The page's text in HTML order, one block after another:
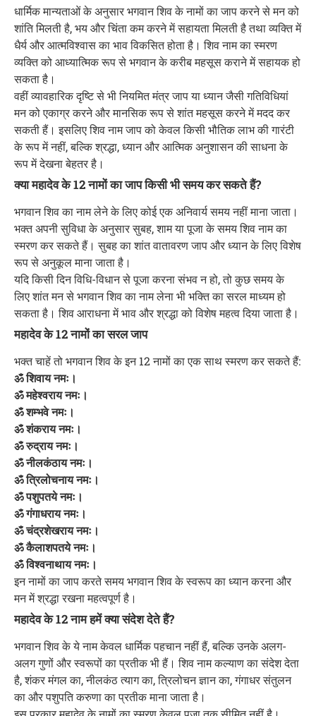
धार्मिक मान्यताओं के अनुसार भगवान शिव के नामों का जाप करने से मन को
शांति मिलती है, भय और चिंता कम करने में सहायता मिलती है तथा व्यक्ति में
धैर्य और आत्मविश्वास का भाव विकसित होता है। शिव नाम का स्मरण
व्यक्ति को आध्यात्मिक रूप से भगवान के करीब महसूस कराने में सहायक हो
सकता है।
वहीं व्यावहारिक दृष्टि से भी नियमित मंत्र जाप या ध्यान जैसी गतिविधियां
मन को एकाग्र करने और मानसिक रूप से शांत महसूस करने में मदद कर
सकती हैं। इसलिए शिव नाम जाप को केवल किसी भौतिक लाभ की गारंटी
के रूप में नहीं, बल्कि श्रद्धा, ध्यान और आत्मिक अनुशासन की साधना के
रूप में देखना बेहतर है।
क्या महादेव के 12 नामों का जाप किसी भी समय कर सकते हैं?
भगवान शिव का नाम लेने के लिए कोई एक अनिवार्य समय नहीं माना जाता।
भक्त अपनी सुविधा के अनुसार सुबह, शाम या पूजा के समय शिव नाम का
स्मरण कर सकते हैं। सुबह का शांत वातावरण जाप और ध्यान के लिए विशेष
रूप से अनुकूल माना जाता है।
यदि किसी दिन विधि-विधान से पूजा करना संभव न हो, तो कुछ समय के
लिए शांत मन से भगवान शिव का नाम लेना भी भक्ति का सरल माध्यम हो
सकता है। शिव आराधना में भाव और श्रद्धा को विशेष महत्व दिया जाता है।
महादेव के 12 नामों का सरल जाप
भक्त चाहें तो भगवान शिव के इन 12 नामों का एक साथ स्मरण कर सकते हैं:
ॐ शिवाय नमः।
ॐ महेश्वराय नमः।
ॐ शम्भवे नमः।
ॐ शंकराय नमः।
ॐ रुद्राय नमः।
ॐ नीलकंठाय नमः।
ॐ त्रिलोचनाय नमः।
ॐ पशुपतये नमः।
ॐ गंगाधराय नमः।
ॐ चंद्रशेखराय नमः।
ॐ कैलाशपतये नमः।
ॐ विश्वनाथाय नमः।
इन नामों का जाप करते समय भगवान शिव के स्वरूप का ध्यान करना और
मन में श्रद्धा रखना महत्वपूर्ण है।
महादेव के 12 नाम हमें क्या संदेश देते हैं?
भगवान शिव के ये नाम केवल धार्मिक पहचान नहीं हैं, बल्कि उनके अलग-
अलग गुणों और स्वरूपों का प्रतीक भी हैं। शिव नाम कल्याण का संदेश देता
है, शंकर मंगल का, नीलकंठ त्याग का, त्रिलोचन ज्ञान का, गंगाधर संतुलन
का और पशुपति करुणा का प्रतीक माना जाता है।